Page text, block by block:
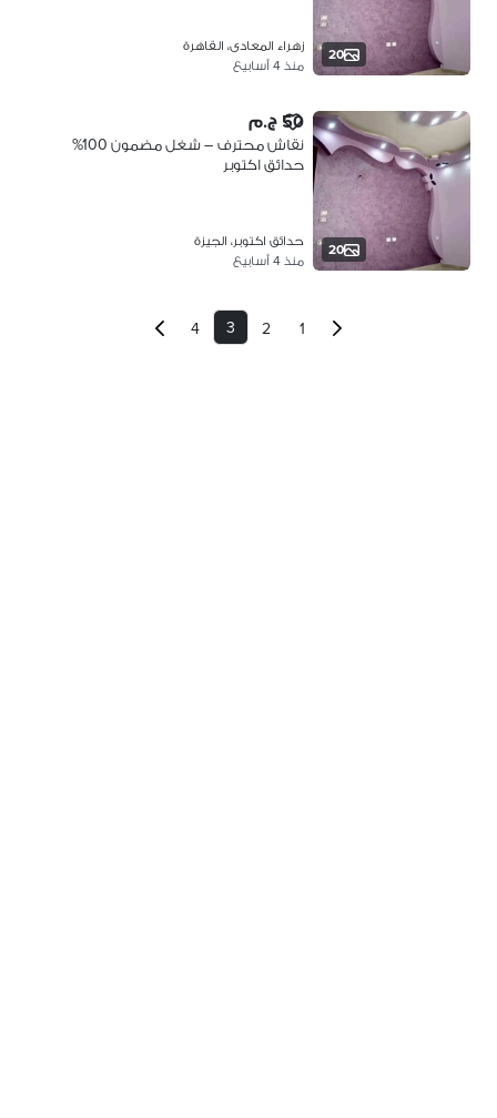
20
زهراء المعادى، القاهرة
منذ 4 أسابيع
20
50 ج.م
نقاش محترف – شغل مضمون 100%
حدائق اكتوبر
حدائق اكتوبر، الجيزة
منذ 4 أسابيع
1
2
3
4